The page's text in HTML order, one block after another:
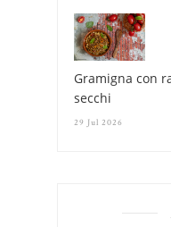
Gramigna con
secchi
29 Jul 2026